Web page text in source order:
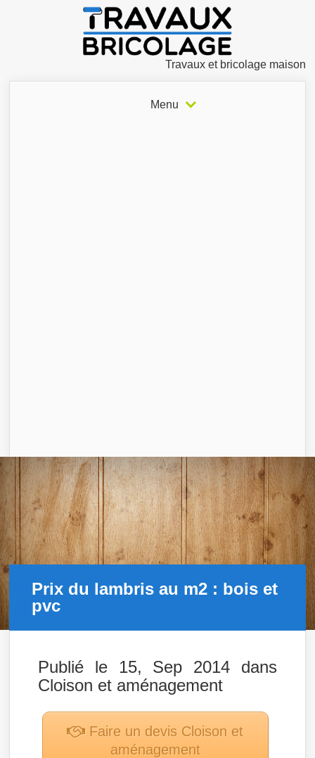
Travaux et bricolage maison
Menu
Prix du lambris au m2 : bois et
pvc
Publié le 15, Sep 2014 dans
Cloison et aménagement
Faire un devis Cloison et
aménagement